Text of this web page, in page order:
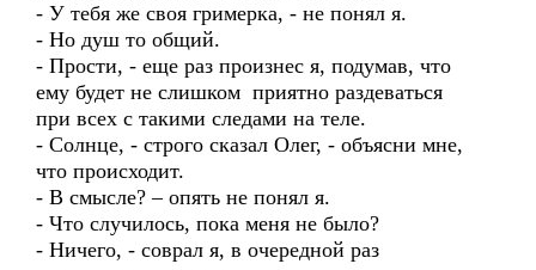
- У тебя же своя гримерка, - не понял я.
- Но душ то общий.
- Прости, - еще раз произнес я, подумав, что
ему будет не слишком приятно раздеваться
при всех с такими следами на теле.
- Солнце, - строго сказал Олег, - объясни мне,
что происходит.
- В смысле? – опять не понял я.
- Что случилось, пока меня не было?
- Ничего, - соврал я, в очередной раз